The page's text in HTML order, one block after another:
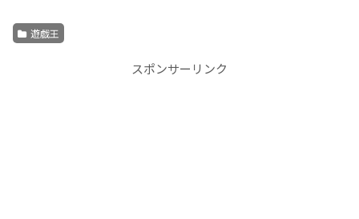
遊戯王
スポンサーリンク